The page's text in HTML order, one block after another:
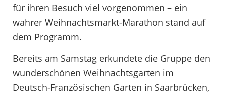
für ihren Besuch viel vorgenommen – ein
wahrer Weihnachtsmarkt-Marathon stand auf
dem Programm.
Bereits am Samstag erkundete die Gruppe den
wunderschönen Weihnachtsgarten im
Deutsch-Französischen Garten in Saarbrücken,